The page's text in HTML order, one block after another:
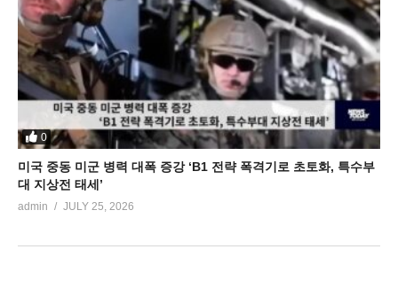
0
미국 중동 미군 병력 대폭 증강 ‘B1 전략 폭격기로 초토화, 특수부
대 지상전 태세’
admin JULY 25, 2026